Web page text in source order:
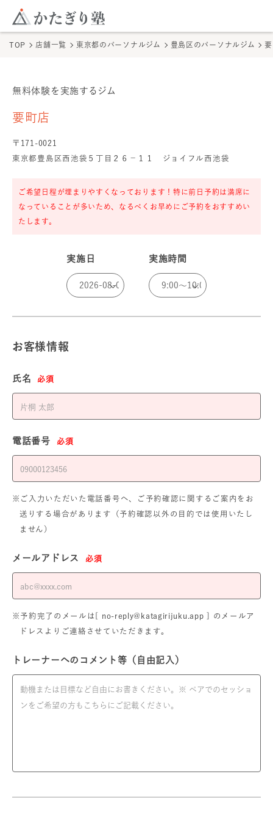
TOP 店舗一覧 東京都のパーソナルジム 豊島区のパーソナルジム
無料体験を実施するジム
要町店の無料体験
要町店
〒 171 -0021
東京都豊島区西池袋５丁目２６−１１ ジョイフル西池袋
ご希望日程が埋まりやすくなっております！特に前日予約は満席に
なっていることが多いため、なるべくお早めにご予約をおすすめい
たします。
実施日 実施時間
お客様情報
氏名 必須
電話番号 必須
※ご入力いただいた電話番号へ、ご予約確認に関するご案内をお
送りする場合があります（予約確認以外の目的では使用いたし
ません）
メールアドレス 必須
※予約完了のメールは[ no-reply@katagirijuku.app ] のメールア
ドレスよりご連絡させていただきます。
トレーナーへのコメント等（自由記入）